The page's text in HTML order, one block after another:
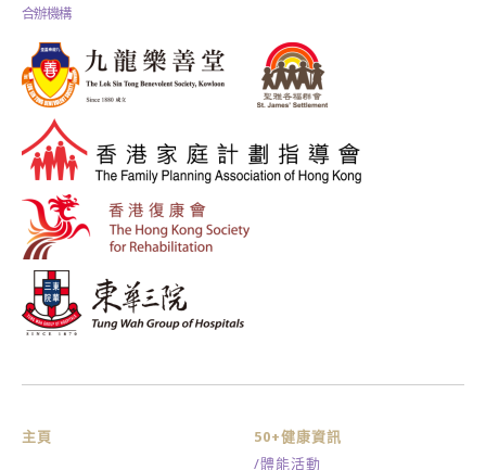
合辦機構
主頁
50+健康資訊
/體能活動